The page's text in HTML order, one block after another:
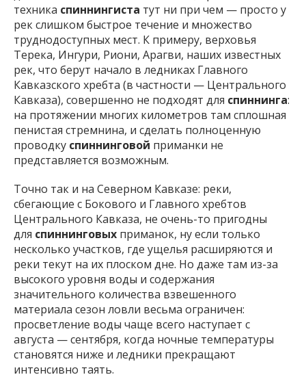
техника спиннингиста тут ни при чем — просто у
рек слишком быстрое течение и множество
труднодоступных мест. К примеру, верховья
Терека, Ингури, Риони, Арагви, наших известных
рек, что берут начало в ледниках Главного
Кавказского хребта (в частности — Центрального
Кавказа), совершенно не подходят для спиннинга:
на протяжении многих километров там сплошная
пенистая стремнина, и сделать полноценную
проводку спиннинговой приманки не
представляется возможным.
Точно так и на Северном Кавказе: реки,
сбегающие с Бокового и Главного хребтов
Центрального Кавказа, не очень-то пригодны
для спиннинговых приманок, ну если только
несколько участков, где ущелья расширяются и
реки текут на их плоском дне. Но даже там из-за
высокого уровня воды и содержания
значительного количества взвешенного
материала сезон ловли весьма ограничен:
просветление воды чаще всего наступает с
августа — сентября, когда ночные температуры
становятся ниже и ледники прекращают
интенсивно таять.